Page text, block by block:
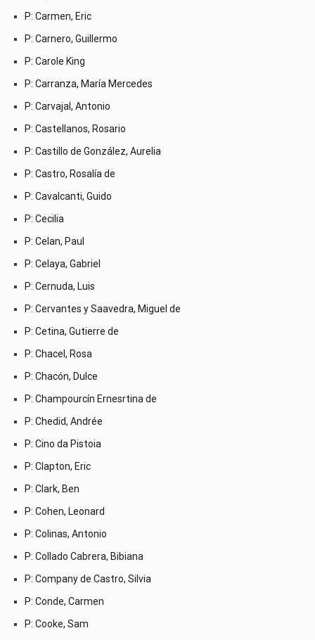
P: Carmen, Eric
P: Carnero, Guillermo
P: Carole King
P: Carranza, María Mercedes
P: Carvajal, Antonio
P: Castellanos, Rosario
P: Castillo de González, Aurelia
P: Castro, Rosalía de
P: Cavalcanti, Guido
P: Cecilia
P: Celan, Paul
P: Celaya, Gabriel
P: Cernuda, Luis
P: Cervantes y Saavedra, Miguel de
P: Cetina, Gutierre de
P: Chacel, Rosa
P: Chacón, Dulce
P: Champourcín Ernesrtina de
P: Chedid, Andrée
P: Cino da Pistoia
P: Clapton, Eric
P: Clark, Ben
P: Cohen, Leonard
P: Colinas, Antonio
P: Collado Cabrera, Bibiana
P: Company de Castro, Silvia
P: Conde, Carmen
P: Cooke, Sam